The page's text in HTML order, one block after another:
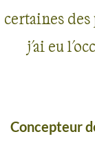
certaines
j'ai eu
sortir des
Concepteur